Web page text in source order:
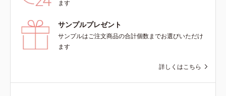
ます
サンプルプレゼント
サンプルはご注文商品の合計個数までお選びいただけ
ます
詳しくはこちら